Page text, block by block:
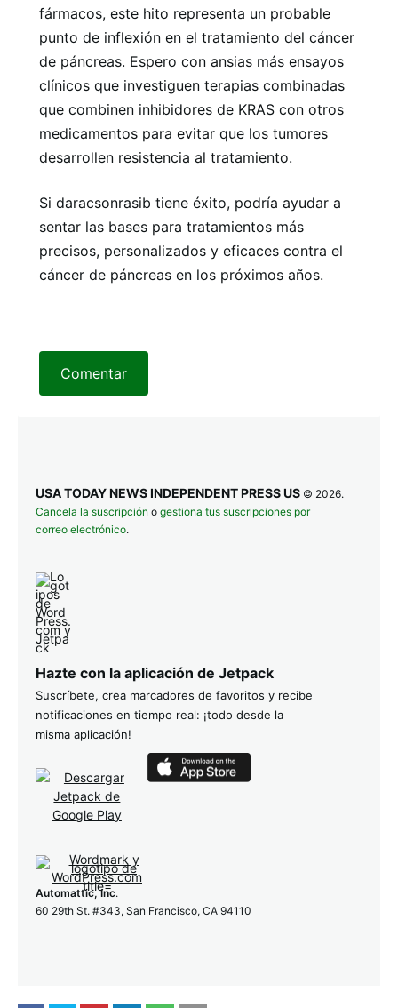
fármacos, este hito representa un probable
punto de inflexión en el tratamiento del cáncer
de páncreas. Espero con ansias más ensayos
clínicos que investiguen terapias combinadas
que combinen inhibidores de KRAS con otros
medicamentos para evitar que los tumores
desarrollen resistencia al tratamiento.
Si daracsonrasib tiene éxito, podría ayudar a
sentar las bases para tratamientos más
precisos, personalizados y eficaces contra el
cáncer de páncreas en los próximos años.
Comentar
USA TODAY NEWS INDEPENDENT PRESS US © 2026.
Cancela la suscripción o gestiona tus suscripciones por
correo electrónico.
Hazte con la aplicación de Jetpack
Suscríbete, crea marcadores de favoritos y recibe
notificaciones en tiempo real: ¡todo desde la
misma aplicación!
Automattic, Inc.
60 29th St. #343, San Francisco, CA 94110